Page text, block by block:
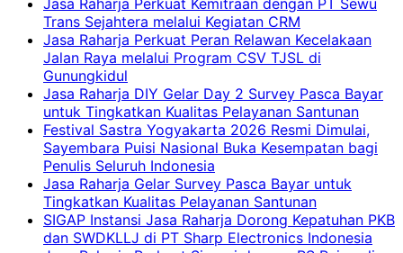
Trans Sejahtera melalui Kegiatan CRM
Jasa Raharja Perkuat Peran Relawan Kecelakaan
Jalan Raya melalui Program CSV TJSL di
Gunungkidul
Jasa Raharja DIY Gelar Day 2 Survey Pasca Bayar
untuk Tingkatkan Kualitas Pelayanan Santunan
Festival Sastra Yogyakarta 2026 Resmi Dimulai,
Sayembara Puisi Nasional Buka Kesempatan bagi
Penulis Seluruh Indonesia
Jasa Raharja Gelar Survey Pasca Bayar untuk
Tingkatkan Kualitas Pelayanan Santunan
SIGAP Instansi Jasa Raharja Dorong Kepatuhan PKB
dan SWDKLLJ di PT Sharp Electronics Indonesia